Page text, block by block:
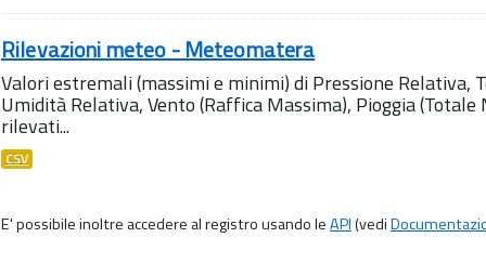
Rilevazioni meteo - Meteomatera
Valori estremali (massimi e minimi) di Pressione Relativa,
Umidità Relativa, Vento (Raffica Massima), Pioggia
rilevati...
CSV
E' possibile inoltre accedere al registro usando leAPI(vedi